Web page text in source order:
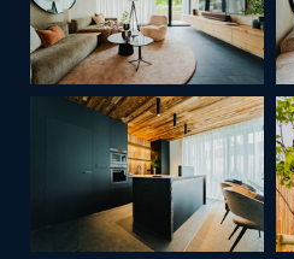
Zanechte nám své
naši prodejci se
detailními